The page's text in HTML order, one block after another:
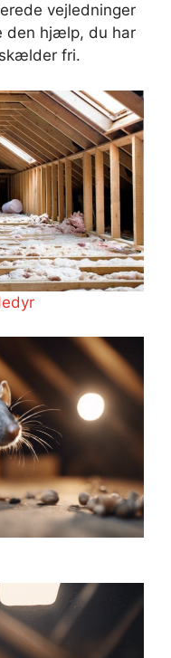
vejledninger
den hjælp, du har
fri.